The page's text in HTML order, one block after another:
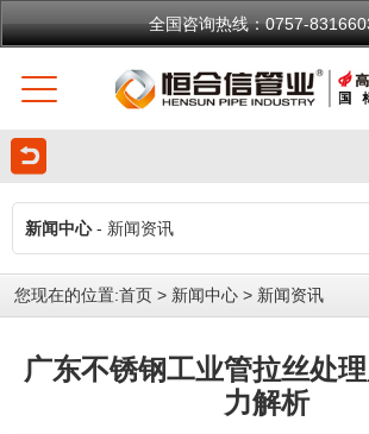
全国咨询热线：0757-
新闻中心- 新闻资讯
您现在的位置:首页 > 新闻中心 > 新闻资讯
广东不锈钢工业管拉丝处
力解析